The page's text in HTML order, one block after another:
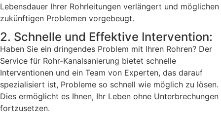
Lebensdauer Ihrer Rohrleitungen verlängert und möglichen
zukünftigen Problemen vorgebeugt.
2. Schnelle und Effektive Intervention:
Haben Sie ein dringendes Problem mit Ihren Rohren? Der
Service für Rohr-Kanalsanierung bietet schnelle
Interventionen und ein Team von Experten, das darauf
spezialisiert ist, Probleme so schnell wie möglich zu lösen.
Dies ermöglicht es Ihnen, Ihr Leben ohne Unterbrechungen
fortzusetzen.